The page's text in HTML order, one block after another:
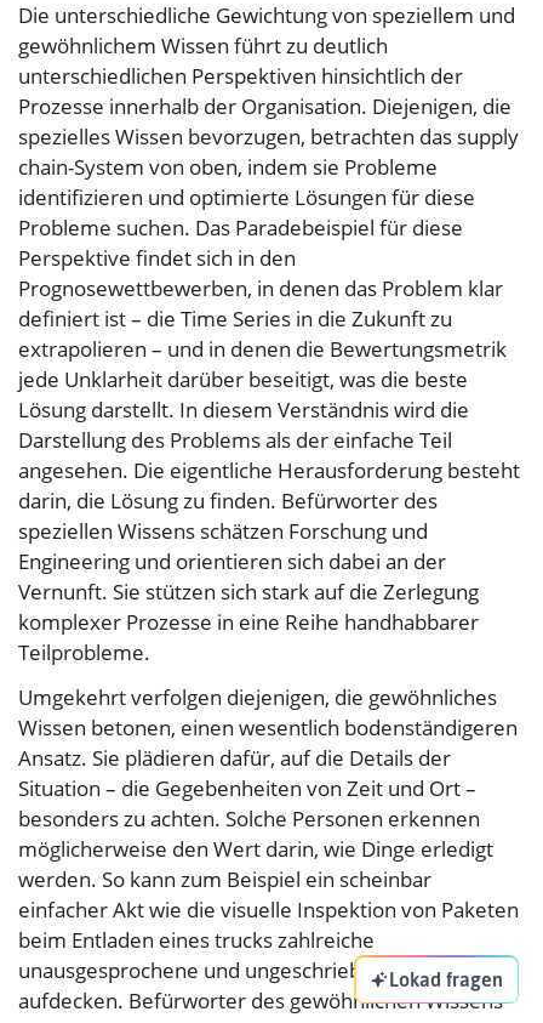
Die unterschiedliche Gewichtung von speziellem und
gewöhnlichem Wissen führt zu deutlich
unterschiedlichen Perspektiven hinsichtlich der
Prozesse innerhalb der Organisation. Diejenigen, die
spezielles Wissen bevorzugen, betrachten das supply
chain-System von oben, indem sie Probleme
identifizieren und optimierte Lösungen für diese
Probleme suchen. Das Paradebeispiel für diese
Perspektive findet sich in den
Prognosewettbewerben, in denen das Problem klar
definiert ist – die Time Series in die Zukunft zu
extrapolieren – und in denen die Bewertungsmetrik
jede Unklarheit darüber beseitigt, was die beste
Lösung darstellt. In diesem Verständnis wird die
Darstellung des Problems als der einfache Teil
angesehen. Die eigentliche Herausforderung besteht
darin, die Lösung zu finden. Befürworter des
speziellen Wissens schätzen Forschung und
Engineering und orientieren sich dabei an der
Vernunft. Sie stützen sich stark auf die Zerlegung
komplexer Prozesse in eine Reihe handhabbarer
Teilprobleme.
Umgekehrt verfolgen diejenigen, die gewöhnliches
Wissen betonen, einen wesentlich bodenständigeren
Ansatz. Sie plädieren dafür, auf die Details der
Situation – die Gegebenheiten von Zeit und Ort –
besonders zu achten. Solche Personen erkennen
möglicherweise den Wert darin, wie Dinge erledigt
werden. So kann zum Beispiel ein scheinbar
einfacher Akt wie die visuelle Inspektion von Paketen
beim Entladen eines trucks zahlreiche
unausgesprochene und ungeschriebene Probleme
aufdecken. Befürworter des gewöhnlichen Wissens
Lokad fragen